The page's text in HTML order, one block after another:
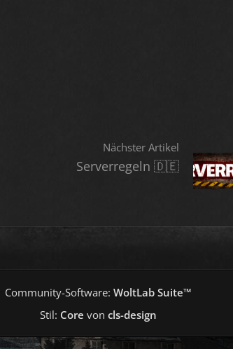
Nächster Artikel
Serverregeln 🇩🇪
Community-Software: WoltLab Suite™
Stil: Core von cls-design